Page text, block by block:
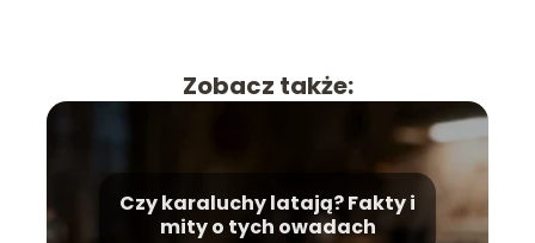
Zobacz także:
Czy karaluchy latają? Fakty i
mity o tych owadach